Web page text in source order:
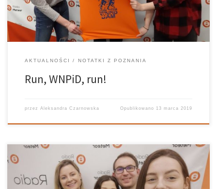
AKTUALNOŚCI NOTATKI Z POZNANIA
Run, WNPiD, run!
przez Aleksandra Czarnowska Opublikowano 13 marca 2019